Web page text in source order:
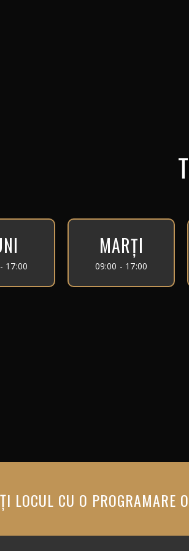
17:00
MARȚI
09:00 - 17:00
LOCUL CU O PROGRAMARE